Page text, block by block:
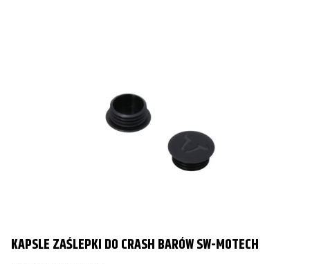
KAPSLE ZAŚLEPKI DO CRASH BARÓW SW-MOTECH